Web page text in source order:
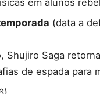
(data a
Saga
de espada para